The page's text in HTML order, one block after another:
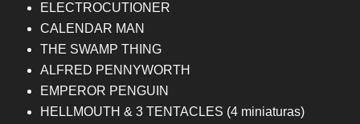
ELECTROCUTIONER
CALENDAR MAN
THE SWAMP THING
ALFRED PENNYWORTH
EMPEROR PENGUIN
HELLMOUTH & 3 TENTACLES (4 miniaturas)